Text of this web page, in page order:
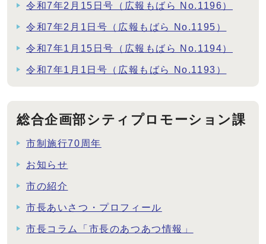
令和7年2月15日号（広報もばら No.1196）
令和7年2月1日号（広報もばら No.1195）
令和7年1月15日号（広報もばら No.1194）
令和7年1月1日号（広報もばら No.1193）
総合企画部シティプロモーション課
市制施行70周年
お知らせ
市の紹介
市長あいさつ・プロフィール
市長コラム「市長のあつあつ情報」